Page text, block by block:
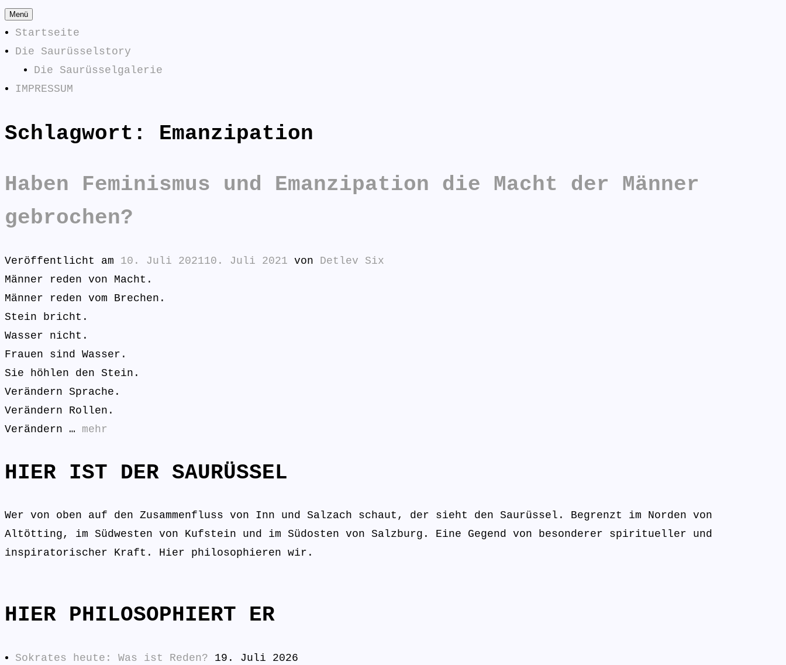
Zum
Inhalt
springen
Menü
Startseite
Die Saurüsselstory
Die Saurüsselgalerie
IMPRESSUM
SAURÜSSELPHILOSOPHEN
Die Saurüsselphilosophen antworten:
Schlagwort: Emanzipation
Haben Feminismus und Emanzipation die Macht der Männer
gebrochen?
Veröffentlicht am 10. Juli 202110. Juli 2021 von Detlev Six
Männer reden von Macht.
Männer reden vom Brechen.
Stein bricht.
Wasser nicht.
Frauen sind Wasser.
Sie höhlen den Stein.
Verändern Sprache.
Verändern Rollen.
Verändern … mehr
HIER IST DER SAURÜSSEL
Wer von oben auf den Zusammenfluss von Inn und Salzach schaut, der sieht den Saurüssel. Begrenzt im Norden von
Altötting, im Südwesten von Kufstein und im Südosten von Salzburg. Eine Gegend von besonderer spiritueller und
inspiratorischer Kraft. Hier philosophieren wir.
HIER PHILOSOPHIERT ER
Sokrates heute: Was ist Reden?
19. Juli 2026